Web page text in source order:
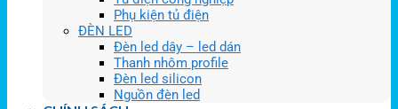
Phụ kiện tủ điện
ĐÈN LED
Đèn led dây – led dán
Thanh nhôm profile
Đèn led silicon
Nguồn đèn led